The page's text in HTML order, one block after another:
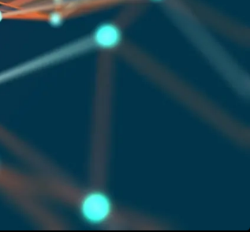
Fondamentaux Cloud AWS et Azure
Architecture et Sécurité Cloud
Migration et Gestion Infrastructure Cloud
Conteneurisation Docker et Kubernetes
Continue et Déploiement Continu (CI/CD)
as Code avec Terraform et Ansible
Automatisation Réseau avec Python